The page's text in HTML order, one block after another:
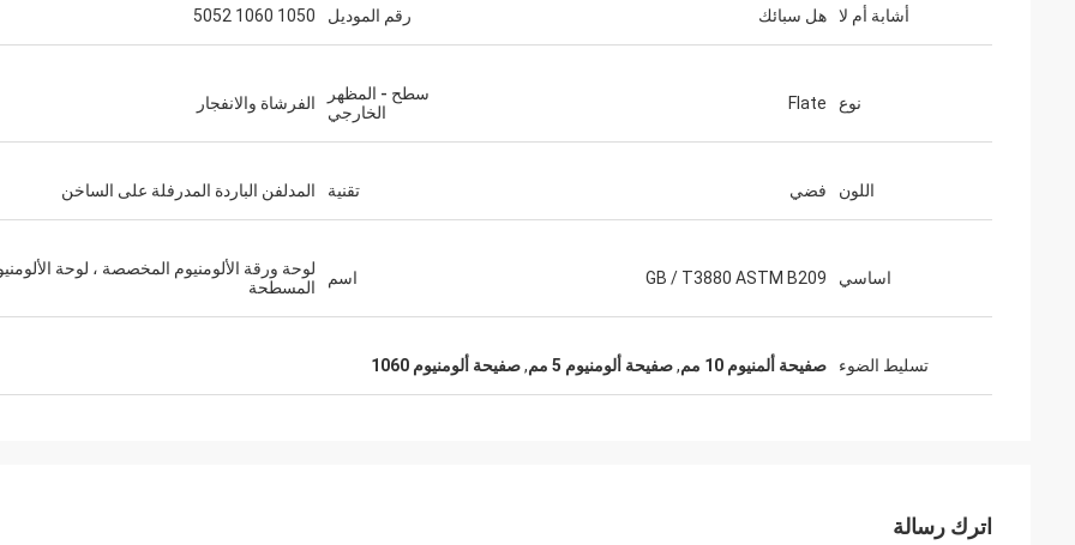
أشابة أم لا هل سبائك رقم الموديل 1050 1060 5052
نوع Flate
سطح - المظهر
الخارجي
الفرشاة والانفجار
اللون فضي تقنية المدلفن الباردة المدرفلة على الساخن
اساسي GB / T3880 ASTM B209 اسم
لوحة ورقة الألومنيوم المخصصة ، لوحة
المسطحة
تسليط الضوء صفيحة ألمنيوم 10 مم ,صفيحة ألومنيوم 5 مم ,صفيحة ألومنيوم 1060
اترك رسالة